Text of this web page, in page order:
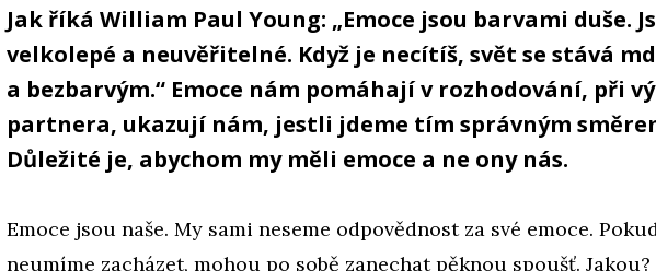
Jak říká William Paul Young: „Emoce jsou barvami duše.
velkolepé a neuvěřitelné. Když je necítíš, svět se stává
a bezbarvým.“ Emoce nám pomáhají v rozhodování, při
partnera, ukazují nám, jestli jdeme tím správným
Důležité je, abychom my měli emoce a ne ony nás.
Emoce jsou naše. My sami neseme odpovědnost za své emoce.
neumíme zacházet, mohou po sobě zanechat pěknou spoušť.